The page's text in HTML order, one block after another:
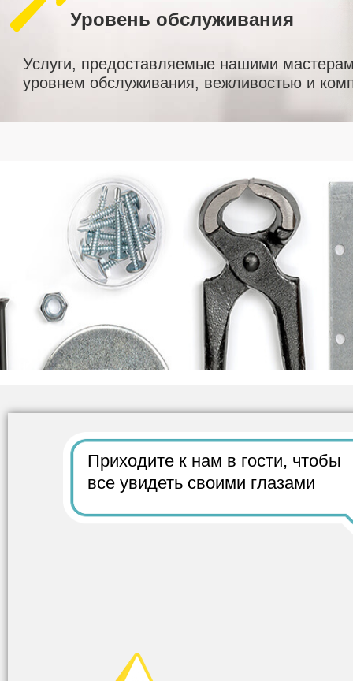
Приходите к нам в гости, чтобы
всеувидеть своими глазами
Услуги, предоставляемые нашими
уровнем обслуживания, вежливостью и
Уровень обслуживания